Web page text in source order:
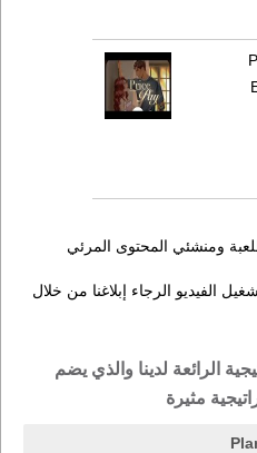
ومنشئي المحتوى المرئي
الفيديو الرجاء إبلاغنا من خلال
الرائعة لدينا والذي يضم
مثيرة